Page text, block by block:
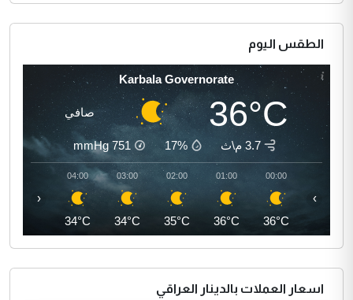
الطقس اليوم
Karbala Governorate
36°C صافي
3.7 م\ث 17%
751
mmHg
00:00
36°C
01:00
36°C
02:00
35°C
03:00
34°C
04:00
34°C
‹ ›
اسعار العملات بالدينار العراقي